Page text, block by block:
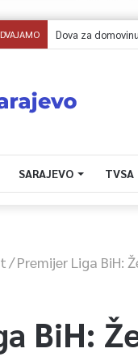
SARAJEVO TVSA
/Premijer Liga BiH:
BiH: